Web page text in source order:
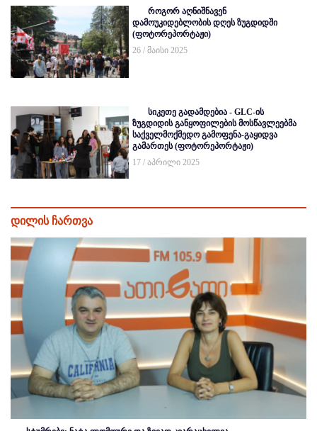
როგორ აღნიშნავენ
დამოუკიდებლობის დღეს ზუგდიდში
(ფოტორეპორტაჟი)
26 / მაისი 2025
სიკეთე გადამდებია - GLC-ის
ზუგდიდის განყოფილების მოსწავლეებმა
საქველმოქმედო გამოფენა-გაყიდვა
გამართეს (ფოტორეპორტაჟი)
17 / აპრილი 2025
დილის ჩართვა